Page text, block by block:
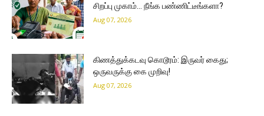
சிறப்பு முகாம்… நீங்க பண்ணிட்டீங்களா?
Aug 07, 2026
கிணத்துக்கடவு கொடூரம்: இருவர் கைது;
ஒருவருக்கு கை முறிவு!
Aug 07, 2026